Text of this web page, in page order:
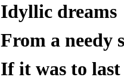
Idyllic dreams
From a needy
If it was to last